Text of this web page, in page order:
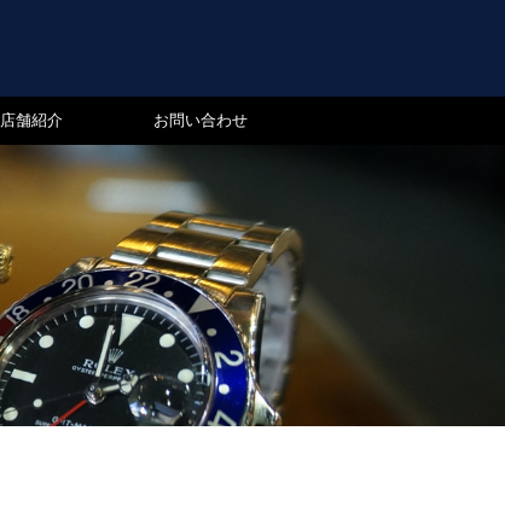
店舗紹介 お問い合わせ